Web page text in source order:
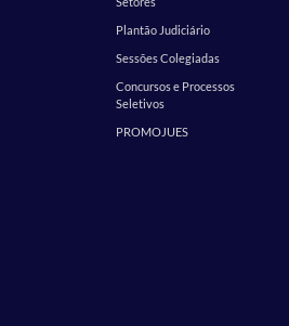
Plantão Judiciário
Sessões Colegiadas
Concursos e Processos
Seletivos
PROMOJUES